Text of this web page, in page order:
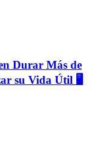
Durar Más de
su Vida Útil 🖥️